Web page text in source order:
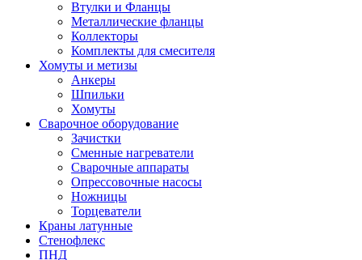
Втулки и Фланцы
Металлические фланцы
Коллекторы
Комплекты для смесителя
Хомуты и метизы
Анкеры
Шпильки
Хомуты
Сварочное оборудование
Зачистки
Сменные нагреватели
Сварочные аппараты
Опрессовочные насосы
Ножницы
Торцеватели
Краны латунные
Стенофлекс
ПНД